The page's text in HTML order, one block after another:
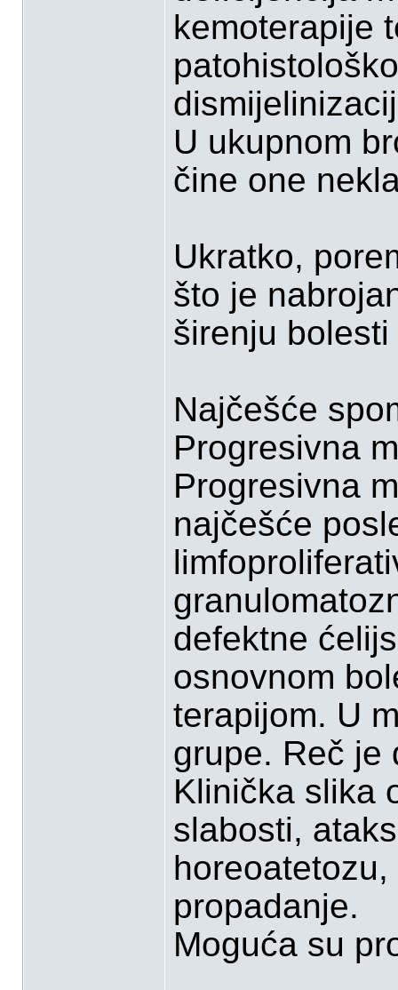
kemoterapije
U ukupnom
čine one
Ukratko,
što je
širenju
Najčešće
Progresivna
Progresivna
najčešće
defektne
osnovnom
terapijom. U
grupe. Reč je
Klinička slika
slabosti,
propadanje.
Moguća su